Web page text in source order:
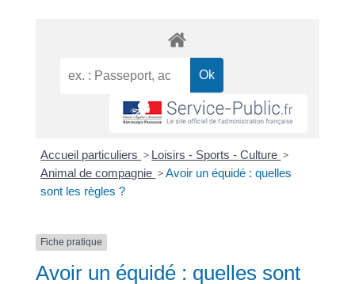
Accueil particuliers > Loisirs - Sports - Culture >
Animal de compagnie >Avoir un équidé : quelles
sont les règles ?
Fiche pratique
Avoir un équidé : quelles sont